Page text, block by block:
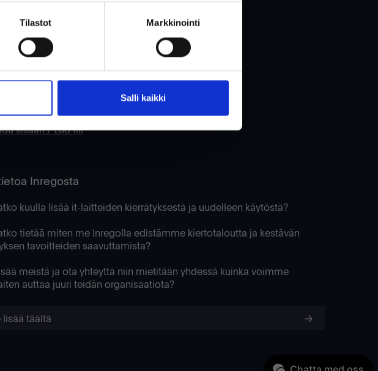
Tilastot Markkinointi
Salli kaikki
& Tietosuojakäytäntö
sisään / Luo tili
Inregosta
kuulla lisää it-laitteiden kierrätyksestä ja uudelleen käytöstä?
tietää miten me Inregolla edistämme kiertotaloutta ja kestävän
tavoitteiden saavuttamista?
meistä ja ota yhteyttä niin mietitään yhdessä kuinka voimme
auttaa juuri teidän organisaatiota?
lisää täältä
(Ilman alvia)